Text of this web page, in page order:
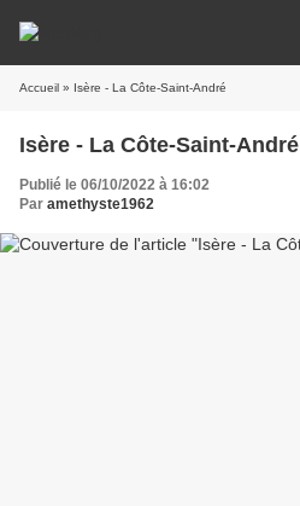
Accueil » Isère - La Côte-Saint-André
Isère - La Côte-Saint-André
Publié le 06/10/2022 à 16:02
Par amethyste1962